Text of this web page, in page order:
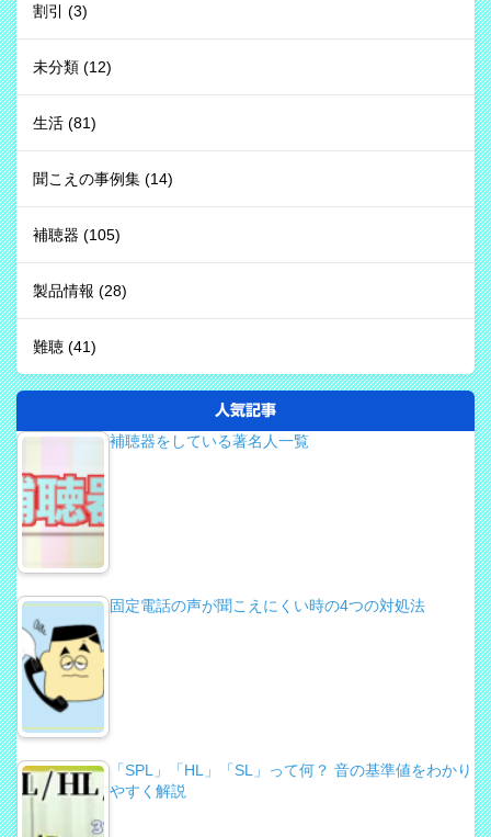
割引 (3)
未分類 (12)
生活 (81)
聞こえの事例集 (14)
補聴器 (105)
製品情報 (28)
難聴 (41)
人気記事
補聴器をしている著名人一覧
固定電話の声が聞こえにくい時の4つの対処法
「SPL」「HL」「SL」って何？ 音の基準値をわかり
やすく解説